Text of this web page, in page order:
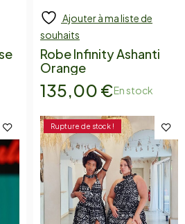
Ajouter à ma liste de
souhaits
Robe Infinity Ashanti
Orange
135,00 €En stock
Rupture de stock !